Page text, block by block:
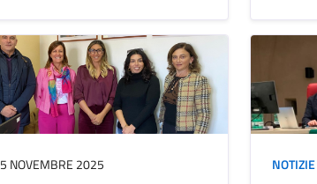
5 NOVEMBRE 2025 NOTIZIE